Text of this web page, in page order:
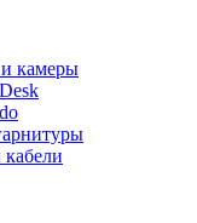
камеры
кабели